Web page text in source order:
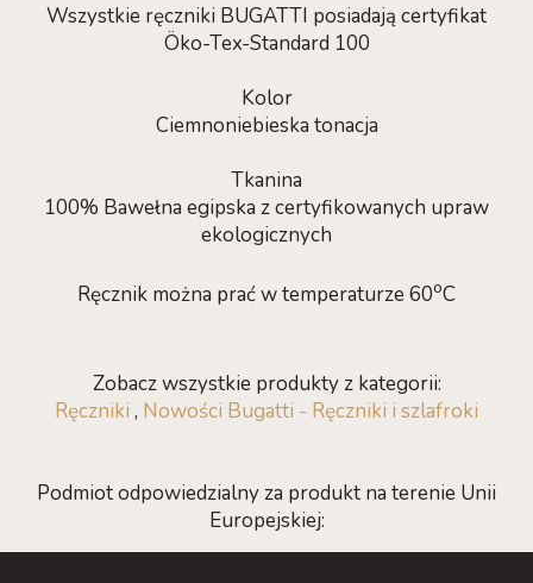
Wszystkie ręczniki BUGATTI posiadają certyfikat
Öko-Tex-Standard 100
Kolor
Ciemnoniebieska tonacja
Tkanina
100% Bawełna egipska z certyfikowanych upraw
ekologicznych
Ręcznik można prać w temperaturze 60oC
Zobacz wszystkie produkty z kategorii:
Ręczniki , Nowości Bugatti - Ręczniki i szlafroki
Podmiot odpowiedzialny za produkt na terenie Unii
Europejskiej: